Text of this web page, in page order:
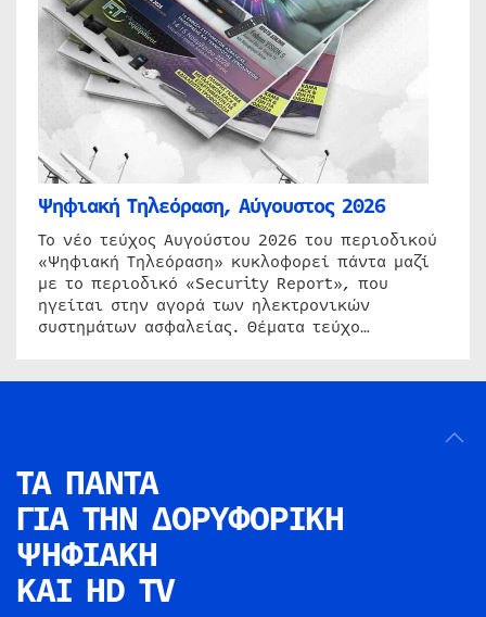
Ψηφιακή Τηλεόραση, Αύγουστος 2026
Το νέο τεύχος Αυγούστου 2026 του περιοδικού
«Ψηφιακή Τηλεόραση» κυκλοφορεί πάντα μαζί
με το περιοδικό «Security Report», που
ηγείται στην αγορά των ηλεκτρονικών
συστημάτων ασφαλείας. Θέματα τεύχο…
ΤΑ ΠΑΝΤΑ
ΓΙΑ ΤΗΝ ΔΟΡΥΦΟΡΙΚΗ
ΨΗΦΙΑΚΗ
ΚΑΙ HD TV